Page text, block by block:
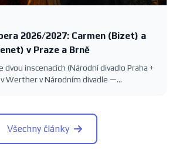
2026/2027: Carmen (Bizet) a
v Praze a Brně
dvou inscenacích (Národní divadlo Praha +
Werther v Národním divadle —
Všechny články